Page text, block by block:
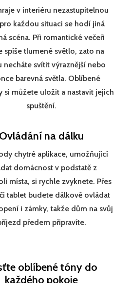
v interiéru nezastupitelnou
každou situaci se hodí jiná
scéna. Při romantické večeři
spíše tlumené světlo, zato na
necháte svítit výraznější nebo
barevná světla. Oblíbené
si můžete uložit a nastavit jejich
spuštění.
Ovládání na dálku
chytré aplikace, umožňující
domácnost v podstatě z
místa, si rychle zvyknete. Přes
tablet budete dálkově ovládat
i zámky, takže dům na svůj
předem připravíte.
oblíbené tóny do
každého pokoje